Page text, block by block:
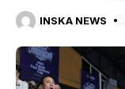
INSKA NEWS